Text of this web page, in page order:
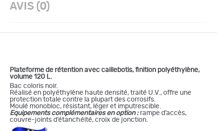
AVIS (0)
Plateforme de rétention avec caillebotis, finition polyéthylène,
volume 120 L.
Bac coloris noir.
Réalisé en polyéthylène haute densité, traité U.V., offre une
protection totale contre la plupart des corrosifs.
Moulé monobloc, résistant, léger et imputrescible.
Equipements complémentaires en option :rampe d’accès,
couvre-joints d’étanchéité, croix de jonction.